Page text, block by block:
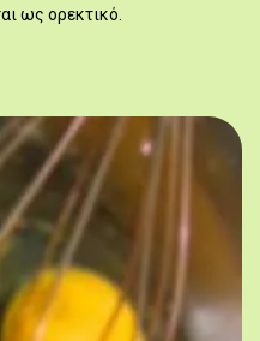
ως ορεκτικό.